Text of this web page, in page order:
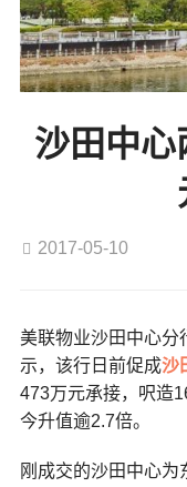
沙田中
2017-05-10
美联物业沙田中心分
示，该行日前促成沙
473万元承接，呎造
今升值逾2.7倍。
刚成交的沙田中心